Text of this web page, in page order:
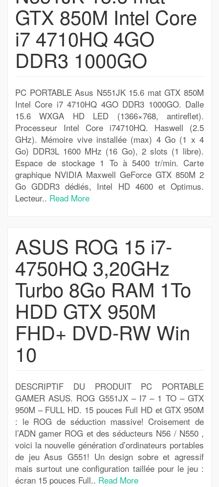
GTX 850M Intel Core
i7 4710HQ 4GO
DDR3 1000GO
PC PORTABLE Asus N551JK 15.6 mat GTX 850M
Intel Core i7 4710HQ 4GO DDR3 1000GO. Dalle
15.6 WXGA HD LED (1366×768, antireflet).
Processeur Intel Core i74710HQ. Haswell (2.5
GHz). Mémoire vive installée (max) 4 Go (1 x 4
Go) DDR3L 1600 MHz (16 Go), 2 slots (1 libre).
Espace de stockage 1 To à 5400 tr/min. Carte
graphique NVIDIA Maxwell GeForce GTX 850M 2
Go GDDR3 dédiés, Intel HD 4600 et Optimus.
Lecteur.. Read More
ASUS ROG 15 i7-
4750HQ 3,20GHz
Turbo 8Go RAM 1To
HDD GTX 950M
FHD+ DVD-RW Win
10
DESCRIPTIF DU PRODUIT PC PORTABLE
GAMER ASUS. ROG G551JX – I7 – 1 TO – GTX
950M – FULL HD. 15 pouces Full HD et GTX 950M
: le ROG de séduction massive! Croisement de
l’ADN gamer ROG et des séducteurs N56 / N550 ,
voici la nouvelle génération d’ordinateurs portables
de jeu Asus G551! Un design sobre et agressif
mais surtout une configuration taillée pour le jeu :
écran 15 pouces Full.. Read More